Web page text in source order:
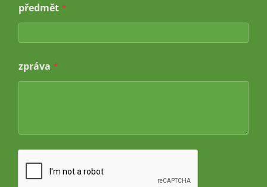
m
é
o
-
m
v
předmět *
zpráva *